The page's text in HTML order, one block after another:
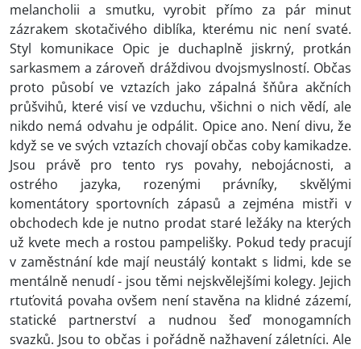
melancholii a smutku, vyrobit přímo za pár minut
zázrakem skotačivého diblíka, kterému nic není svaté.
Styl komunikace Opic je duchaplně jiskrný, protkán
sarkasmem a zároveň dráždivou dvojsmyslností. Občas
proto působí ve vztazích jako zápalná šňůra akčních
průšvihů, které visí ve vzduchu, všichni o nich vědí, ale
nikdo nemá odvahu je odpálit. Opice ano. Není divu, že
když se ve svých vztazích chovají občas coby kamikadze.
Jsou právě pro tento rys povahy, nebojácnosti, a
ostrého jazyka, rozenými právníky, skvělými
komentátory sportovních zápasů a zejména mistři v
obchodech kde je nutno prodat staré ležáky na kterých
už kvete mech a rostou pampelišky. Pokud tedy pracují
v zaměstnání kde mají neustálý kontakt s lidmi, kde se
mentálně nenudí - jsou těmi nejskvělejšími kolegy. Jejich
rtuťovitá povaha ovšem není stavěna na klidné zázemí,
statické partnerství a nudnou šeď monogamních
svazků. Jsou to občas i pořádně nažhavení záletníci. Ale